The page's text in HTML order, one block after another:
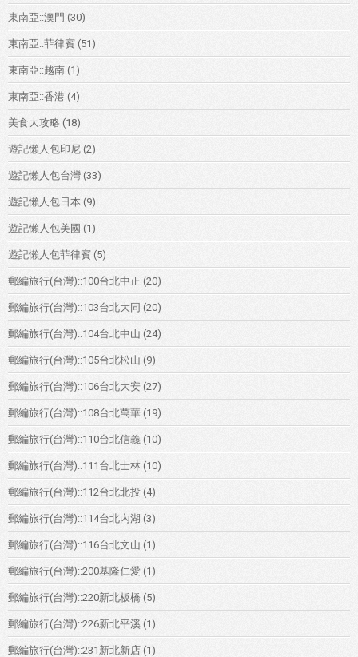
東南亞::澳門 (30)
東南亞::菲律賓 (51)
東南亞::越南 (1)
東南亞::香港 (4)
美食大攻略 (18)
遊記懶人包印尼 (2)
遊記懶人包台灣 (33)
遊記懶人包日本 (9)
遊記懶人包美國 (1)
遊記懶人包菲律賓 (5)
郵編旅行(台灣)::100台北中正 (20)
郵編旅行(台灣)::103台北大同 (20)
郵編旅行(台灣)::104台北中山 (24)
郵編旅行(台灣)::105台北松山 (9)
郵編旅行(台灣)::106台北大安 (27)
郵編旅行(台灣)::108台北萬華 (19)
郵編旅行(台灣)::110台北信義 (10)
郵編旅行(台灣)::111台北士林 (10)
郵編旅行(台灣)::112台北北投 (4)
郵編旅行(台灣)::114台北內湖 (3)
郵編旅行(台灣)::116台北文山 (1)
郵編旅行(台灣)::200基隆仁愛 (1)
郵編旅行(台灣)::220新北板橋 (5)
郵編旅行(台灣)::226新北平溪 (1)
郵編旅行(台灣)::231新北新店 (1)